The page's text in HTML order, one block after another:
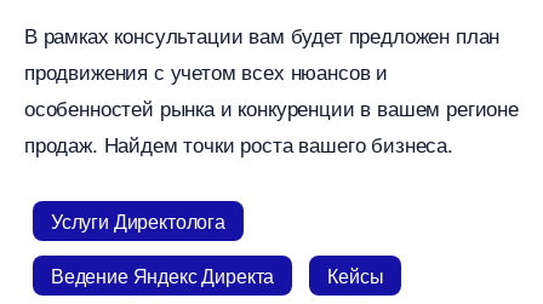
рамках консультации вам будет предложен план
продвижения с учетом всех нюансов и
особенностей рынка и конкуренции в вашем регионе
продаж. Найдем точки роста вашего бизнеса.
Услуги Директолога
едение Яндекс Директа
Кейсы